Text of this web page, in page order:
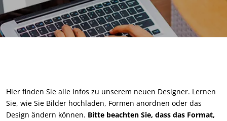
Hier finden Sie alle Infos zu unserem neuen Designer. Lernen
Sie, wie Sie Bilder hochladen, Formen anordnen oder das
Design ändern können. Bitte beachten Sie, dass das Format,